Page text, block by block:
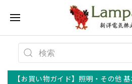
【お買い物ガイド】照明・その